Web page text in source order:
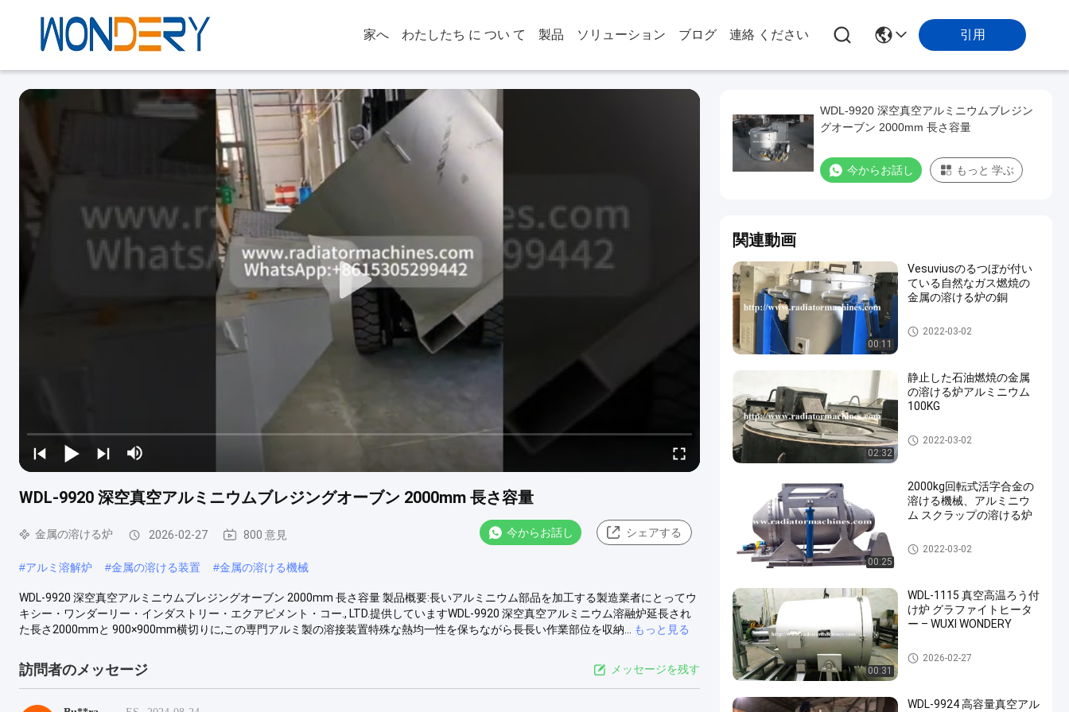
家へ わたしたち に つい て 製品 ソリューション ブログ 連絡 ください 引用
WDL-9920 深空真空アルミニウムブレジングオーブン 2000mm 長さ容量
金属の溶ける炉 2026-02-27 800 意見 今からお話し シェアする
#アルミ溶解炉 #金属の溶ける装置 #金属の溶ける機械
WDL-9920 深空真空アルミニウムブレジングオーブン 2000mm 長さ容量 製品概要:長いアルミニウム部品を加工する製造業者にとってウ
キシー・ワンダーリー・インダストリー・エクアピメント・コー., LTD.提供していますWDL-9920 深空真空アルミニウム溶融炉延長され
た長さ2000mmと 900×900mm横切りに,この専門アルミ製の溶接装置特殊な熱均一性を保ちながら長長い作業部位を収納...
もっと見る
訪問者のメッセージ メッセージを残す
WDL-9920 深空真空アルミニウムブレジン
グオーブン 2000mm 長さ容量
今からお話し もっと 学ぶ
関連動画
00:11
Vesuviusのるつぼが付い
ている自然なガス燃焼の
金属の溶ける炉の銅
金属の溶ける炉
2022-03-02
02:32
静止した石油燃焼の金属
の溶ける炉アルミニウム
100KG
金属の溶ける炉
2022-03-02
00:25
2000kg回転式活字合金の
溶ける機械、アルミニウ
ム スクラップの溶ける炉
金属の溶ける炉
2022-03-02
00:31
WDL-1115 真空高温ろう付
け炉 グラファイトヒータ
ー – WUXI WONDERY
金属の溶ける炉
2026-02-27
WDL-9924 高容量真空アル